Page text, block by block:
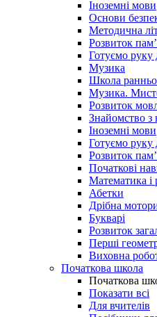
Іноземні мови
Основи
Методична
Розвиток
Готуємо руку
Музика
Школа
Музика.
Розвиток
Знайомство
Іноземні мови
Готуємо руку
Розвиток
Початкові
Математика і
Абетки
Дрібна
Букварі
Розвиток
Перші
Виховна
Початкова школа
Початкова
Показати всі
Для вчителів